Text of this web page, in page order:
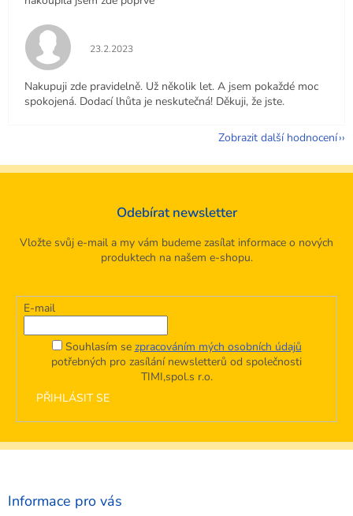
Hodnocení obchodu je 5 z 5 hvězdiček.
23.2.2023
Nakupuji zde pravidelně. Už několik let. A jsem pokaždé moc
spokojená. Dodací lhůta je neskutečná! Děkuji, že jste.
Zobrazit další hodnocení
Odebírat newsletter
Vložte svůj e-mail a my vám budeme zasílat informace o nových
produktech na našem e-shopu.
E-mail
Souhlasím se zpracováním mých osobních údajů
potřebných pro zasílání newsletterů od společnosti
TIMI,spol.s r.o.
PŘIHLÁSIT SE
Z
Informace pro vás